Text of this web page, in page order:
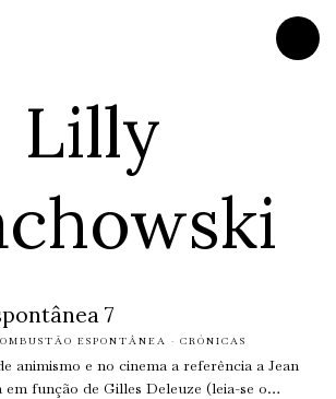
Lilly
7
ESPONTÂNEA · CRÓNICAS
animismo e no cinema a referência a Jean
função de Gilles Deleuze (leia-se o…